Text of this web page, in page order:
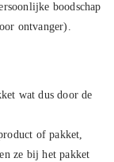
boodschap
ontvanger).
wat dus door de
of pakket,
ze bij het pakket